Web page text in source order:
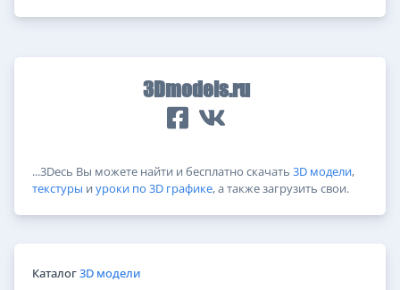
3Dmodels.ru
...3Dесь Вы можете найти и бесплатно скачать 3D модели,
текстуры и уроки по 3D графике, а также загрузить свои.
Каталог3D модели